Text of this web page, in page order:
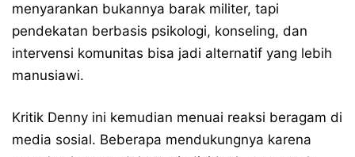
menyarankan bukannya barak militer, tapi
pendekatan berbasis psikologi, konseling, dan
intervensi komunitas bisa jadi alternatif yang lebih
manusiawi.
Kritik Denny ini kemudian menuai reaksi beragam di
media sosial. Beberapa mendukungnya karena